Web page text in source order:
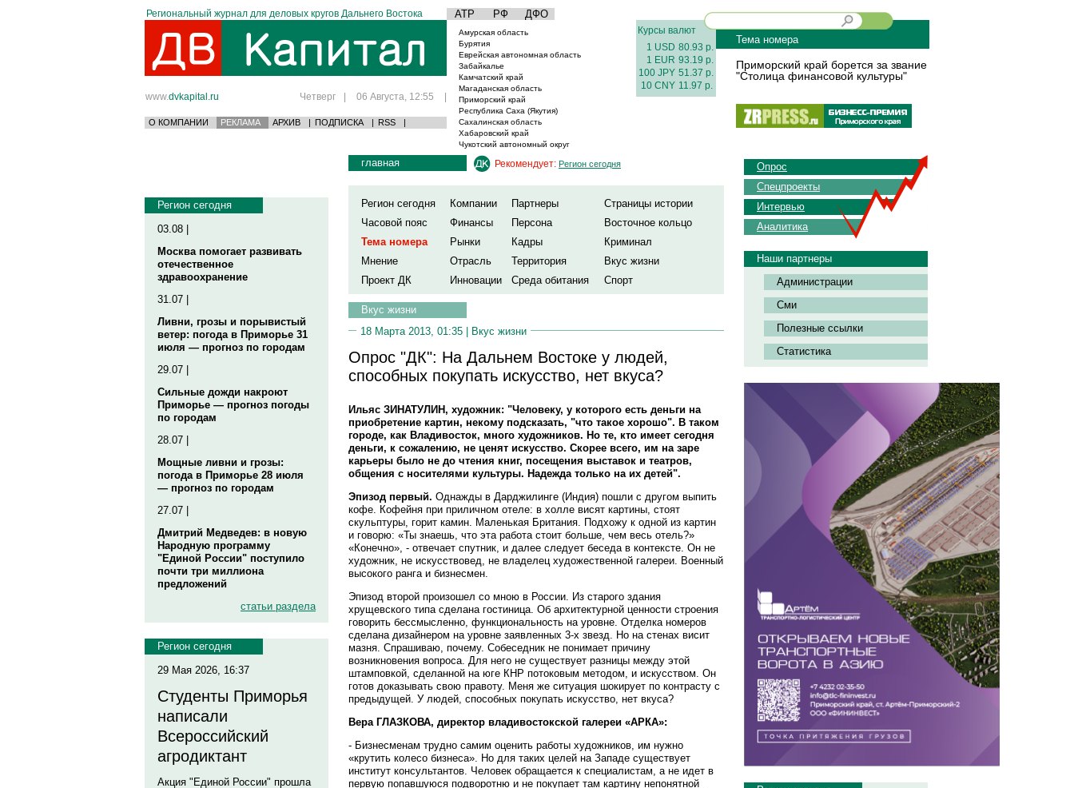
Региональный журнал для деловых кругов Дальнего Востока АТР РФ ДФО
www.dvkapital.ru Четверг | 06 Августа, 12:55 |
О КОМПАНИИ РЕКЛАМА АРХИВ | ПОДПИСКА | RSS |
Амурская область
Бурятия
Еврейская автономная область
Забайкалье
Камчатский край
Магаданская область
Приморский край
Республика Саха (Якутия)
Сахалинская область
Хабаровский край
Чукотский автономный округ
Курсы валют
1 USD 80.93 р.
1 EUR 93.19 р.
100 JPY 51.37 р.
10 CNY 11.97 р.
Тема номера
Приморский край борется за звание
"Столица финансовой культуры"
Регион сегодня
03.08 |
Москва помогает развивать
отечественное
здравоохранение
31.07 |
Ливни, грозы и порывистый
ветер: погода в Приморье 31
июля — прогноз по городам
29.07 |
Сильные дожди накроют
Приморье — прогноз погоды
по городам
28.07 |
Мощные ливни и грозы:
погода в Приморье 28 июля
— прогноз по городам
27.07 |
Дмитрий Медведев: в новую
Народную программу
"Единой России" поступило
почти три миллиона
предложений
статьи раздела
Регион сегодня
29 Мая 2026, 16:37
Студенты Приморья
написали
Всероссийский
агродиктант
Акция "Единой России" прошла
главная Рекомендует: Регион сегодня
Регион сегодня Компании Партнеры
Страницы истории
Часовой пояс
Финансы Персона
Восточное кольцо
Тема номера
Рынки Кадры
Криминал
Мнение
Отрасль Территория
Вкус жизни
Проект ДК
Инновации Среда обитания Спорт
Вкус жизни
18 Марта 2013, 01:35 | Вкус жизни
Опрос "ДК": На Дальнем Востоке у людей,
способных покупать искусство, нет вкуса?
Ильяс ЗИНАТУЛИН, художник: "Человеку, у которого есть деньги на
приобретение картин, некому подсказать, "что такое хорошо". В таком
городе, как Владивосток, много художников. Но те, кто имеет сегодня
деньги, к сожалению, не ценят искусство. Скорее всего, им на заре
карьеры было не до чтения книг, посещения выставок и театров,
общения с носителями культуры. Надежда только на их детей".
Эпизод первый. Однажды в Дарджилинге (Индия) пошли с другом выпить
кофе. Кофейня при приличном отеле: в холле висят картины, стоят
скульптуры, горит камин. Маленькая Британия. Подхожу к одной из картин
и говорю: «Ты знаешь, что эта работа стоит больше, чем весь отель?»
«Конечно», - отвечает спутник, и далее следует беседа в контексте. Он не
художник, не искусствовед, не владелец художественной галереи. Военный
высокого ранга и бизнесмен.
Эпизод второй произошел со мною в России. Из старого здания
хрущевского типа сделана гостиница. Об архитектурной ценности строения
говорить бессмысленно, функциональность на уровне. Отделка номеров
сделана дизайнером на уровне заявленных 3-х звезд. Но на стенах висит
мазня. Спрашиваю, почему. Собеседник не понимает причину
возникновения вопроса. Для него не существует разницы между этой
штамповкой, сделанной на юге КНР потоковым методом, и искусством. Он
готов доказывать свою правоту. Меня же ситуация шокирует по контрасту с
предыдущей. У людей, способных покупать искусство, нет вкуса?
Вера ГЛАЗКОВА, директор владивостокской галереи «АРКА»:
- Бизнесменам трудно самим оценить работы художников, им нужно
«крутить колесо бизнеса». Но для таких целей на Западе существует
институт консультантов. Человек обращается к специалистам, а не идет в
первую попавшуюся подворотню и не покупает там картину непонятной
Опрос
Спецпроекты
Интервью
Аналитика
Наши партнеры
Администрации
Сми
Полезные ссылки
Статистика